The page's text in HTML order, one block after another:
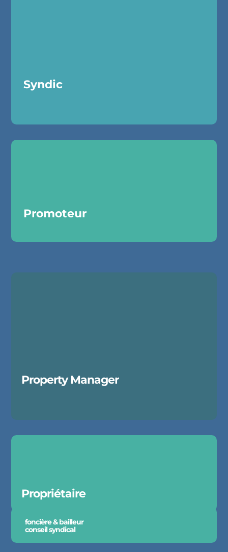
Syndic
Promoteur
Property Manager
Propriétaire
foncière & bailleur
conseil syndical